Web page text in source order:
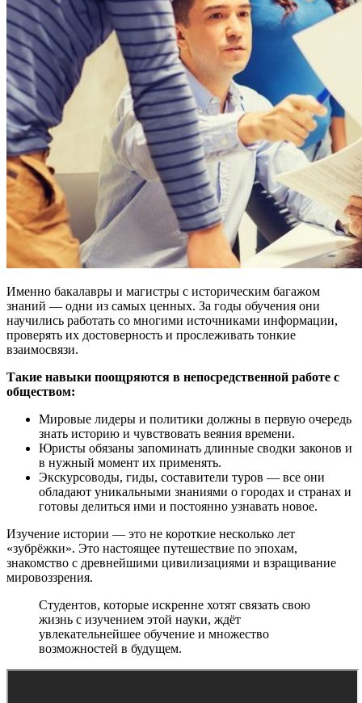
Именно бакалавры и магистры с историческим багажом
знаний — одни из самых ценных. За годы обучения они
научились работать со многими источниками информации,
проверять их достоверность и прослеживать тонкие
взаимосвязи.
Такие навыки поощряются в непосредственной работе с
обществом:
Мировые лидеры и политики должны в первую очередь
знать историю и чувствовать веяния времени.
Юристы обязаны запоминать длинные сводки законов и
в нужный момент их применять.
Экскурсоводы, гиды, составители туров — все они
обладают уникальными знаниями о городах и странах и
готовы делиться ими и постоянно узнавать новое.
Изучение истории — это не короткие несколько лет
«зубрёжки». Это настоящее путешествие по эпохам,
знакомство с древнейшими цивилизациями и взращивание
мировоззрения.
Студентов, которые искренне хотят связать свою
жизнь с изучением этой науки, ждёт
увлекательнейшее обучение и множество
возможностей в будущем.